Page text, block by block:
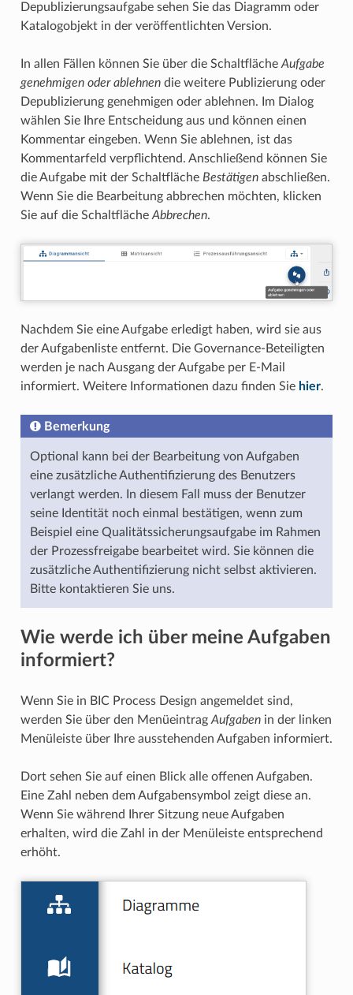
Depublizierungsaufgabe sehen Sie das Diagramm oder
Katalogobjekt in der veröffentlichten Version.
In allen Fällen können Sie über die Schaltfläche Aufgabe
genehmigen oder ablehnendie weitere Publizierung oder
Depublizierung genehmigen oder ablehnen. Im Dialog
wählen Sie Ihre Entscheidung aus und können einen
Kommentar eingeben. Wenn Sie ablehnen, ist das
Kommentarfeld verpflichtend. Anschließend können Sie
die Aufgabe mit der Schaltfläche Bestätigenabschließen.
Wenn Sie die Bearbeitung abbrechen möchten, klicken
Sie auf die Schaltfläche Abbrechen.
Nachdem Sie eine Aufgabe erledigt haben, wird sie aus
der Aufgabenliste entfernt. Die Governance-Beteiligten
werden je nach Ausgang der Aufgabe per E-Mail
informiert. Weitere Informationen dazu finden Sie hier.
Bemerkung
Optional kann bei der Bearbeitung von Aufgaben
eine zusätzliche Authentifizierung des Benutzers
verlangt werden. In diesem Fall muss der Benutzer
seine Identität noch einmal bestätigen, wenn zum
Beispiel eine Qualitätssicherungsaufgabe im Rahmen
der Prozessfreigabe bearbeitet wird. Sie können die
zusätzliche Authentifizierung nicht selbst aktivieren.
Bitte kontaktieren Sie uns.
Wie werde ich über meine Aufgaben
informiert?
Wenn Sie in BIC Process Design angemeldet sind,
werden Sie über den Menüeintrag Aufgabenin der linken
Menüleiste über Ihre ausstehenden Aufgaben informiert.
Dort sehen Sie auf einen Blick alle offenen Aufgaben.
Eine Zahl neben dem Aufgabensymbol zeigt diese an.
Wenn Sie während Ihrer Sitzung neue Aufgaben
erhalten, wird die Zahl in der Menüleiste entsprechend
erhöht.